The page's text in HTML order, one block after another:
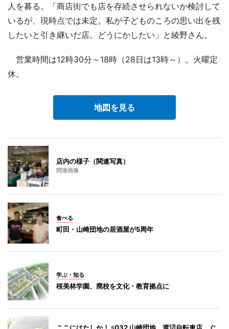
人を募る。「商店街でも店を存続させられないか検討して
いるが、現時点では未定。私が子どものころの思い出を残
したいと引き継いだ店。どうにかしたい」と綾野さん。
営業時間は12時30分～18時（28日は13時～）。火曜定
休。
地図を見る
店内の様子（関連写真）
関連画像
食べる
町田・山崎団地の居酒屋が5周年
学ぶ・知る
桜美林学園、廃校を文化・教育拠点に
ここにはたしか！ ♯032 山崎団地、渡辺自転車店、ぐ